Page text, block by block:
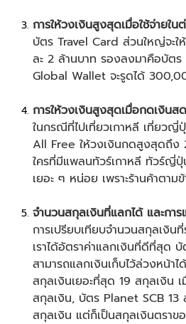
การให้วงเงินสูงสุดเมื่อใช้จ่ายใน
บัตร Travel Card ส่วนใหญ่จะ
ละ 2 ล้านบาท รองลงมาคือบัต
Global Wallet จะรูดได้
การให้วงเงินสูงสุดเมื่อกดเงินส
ในกรณีที่ไปเที่ยวเกาหลี เที่ยวญี่
All Free ให้วงเงินกดสูงสุดถึง
ใครที่มีแพลนทัวร์เกาหลี ทัวร์ญี่ปุ่
เยอะ ๆ หน่อย เพราะร้านค้าตา
จำนวนสกุลเงินที่แลกได้ และกา
การเปรียบเทียบจำนวนสกุลเงิ
เราได้อัตราค่าแลกเงินที่ดีที่สุด
สามารถแลกเงินเก็บไว้ล่วงหน้
สกุลเงินเยอะที่สุด 19 สกุลเงิน
สกุลเงิน, บัตร Planet SCB
สกุลเงิน แต่ก็เป็นสกุลเงินตราข